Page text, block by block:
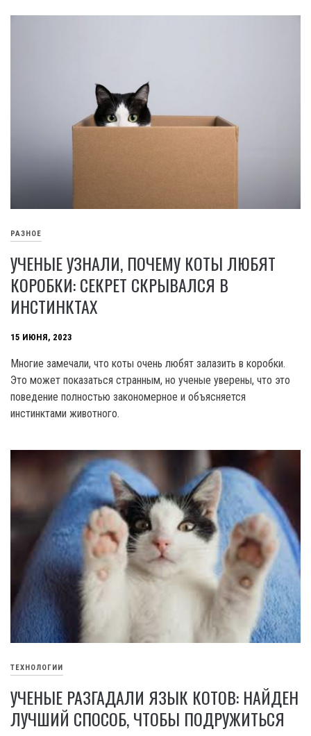
РАЗНОЕ
УЧЕНЫЕ УЗНАЛИ, ПОЧЕМУ КОТЫ ЛЮБЯТ
КОРОБКИ: СЕКРЕТ СКРЫВАЛСЯ В
ИНСТИНКТАХ
15 ИЮНЯ, 2023
Многие замечали, что коты очень любят залазить в коробки.
Это может показаться странным, но ученые уверены, что это
поведение полностью закономерное и объясняется
инстинктами животного.
ТЕХНОЛОГИИ
УЧЕНЫЕ РАЗГАДАЛИ ЯЗЫК КОТОВ: НАЙДЕН
ЛУЧШИЙ СПОСОБ, ЧТОБЫ ПОДРУЖИТЬСЯ